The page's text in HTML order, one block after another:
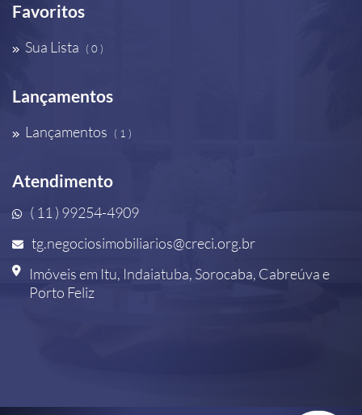
Favoritos
Sua Lista ( 0 )
Lançamentos
Lançamentos ( 1 )
Atendimento
( 11 ) 99254-4909
tg.negociosimobiliarios@creci.org.br
Imóveis em Itu, Indaiatuba, Sorocaba, Cabreúva e
Porto Feliz